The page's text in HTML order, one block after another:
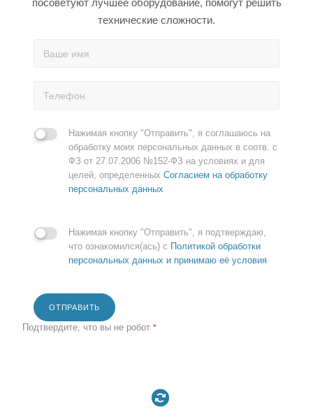
посоветуют лучшее оборудование, помогут решить
технические сложности.
Нажимая кнопку "Отправить", я соглашаюсь на
обработку моих персональных данных в соотв. с
ФЗ от 27.07.2006 №152-ФЗ на условиях и для
целей, определенных Согласием на обработку
персональных данных
Нажимая кнопку "Отправить", я подтверждаю,
что ознакомился(ась) с Политикой обработки
персональных данных и принимаю её условия
ОТПРАВИТЬ
Подтвердите, что вы не робот *